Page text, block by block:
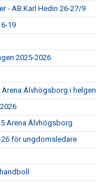
- AB Karl Hedin 26-27/9
19
2025-2026
Älvhögsborg i helgen
Arena Älvhögsborg
för ungdomsledare